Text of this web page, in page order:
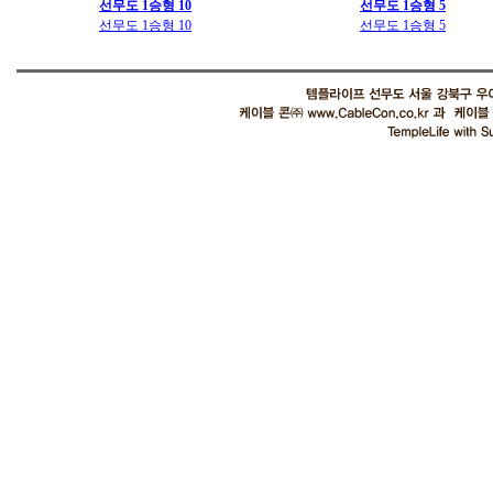
선무도 1승형 10
선무도 1승형 10
선무도 1승형 5
선무도 1승형 5